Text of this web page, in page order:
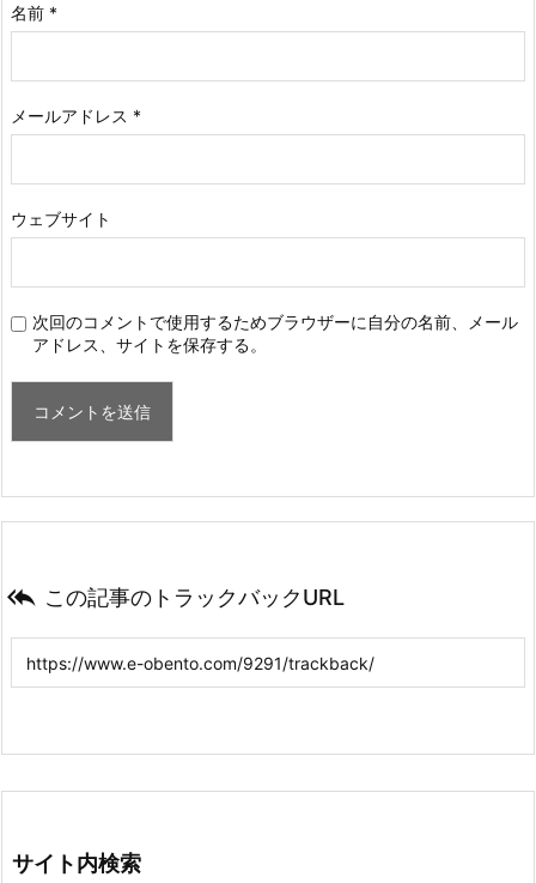
名前 *
メールアドレス *
ウェブサイト
次回のコメントで使用するためブラウザーに自分の名前、メール
アドレス、サイトを保存する。
 この記事のトラックバックURL
サイト内検索